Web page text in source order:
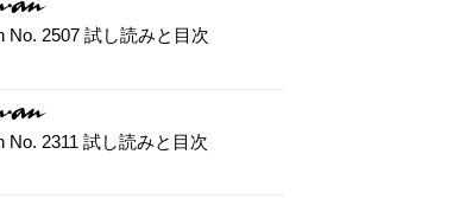
No. 2507 試し読みと目次
No. 2311 試し読みと目次